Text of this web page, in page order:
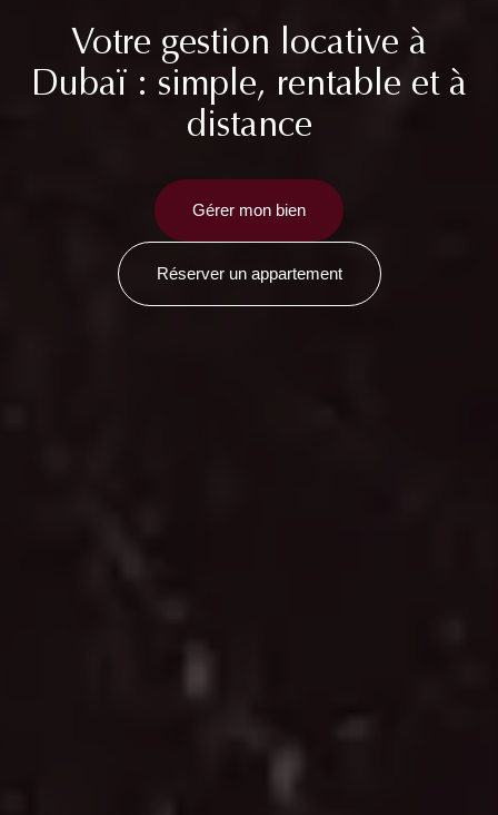
Votre gestion locative à
Dubaï : simple, rentable et à
distance
Gérer mon bien
Réserver un appartement